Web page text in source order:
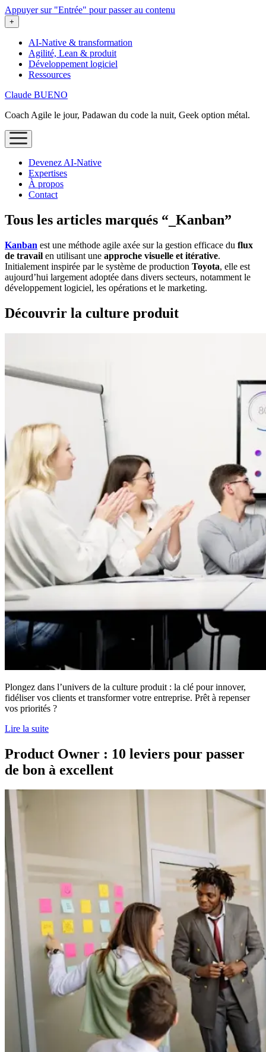
Appuyer sur "Entrée" pour passer au contenu
ouvrir
le
+
AI-Native & transformation
Agilité, Lean & produit
Développement logiciel
Ressources
Claude BUENO
Coach Agile le jour, Padawan du code la nuit, Geek option métal.
ouvrir
le
Devenez AI‑Native
Expertises
À propos
Contact
Tous les articles marqués “_Kanban”
Kanban est une méthode agile axée sur la gestion efficace du flux
de travail en utilisant une approche visuelle et itérative.
Initialement inspirée par le système de production Toyota, elle est
aujourd’hui largement adoptée dans divers secteurs, notamment le
développement logiciel, les opérations et le marketing.
Découvrir la culture produit
Plongez dans l’univers de la culture produit : la clé pour innover,
fidéliser vos clients et transformer votre entreprise. Prêt à repenser
vos priorités ?
Lire la suite
Product Owner : 10 leviers pour passer
de bon à excellent